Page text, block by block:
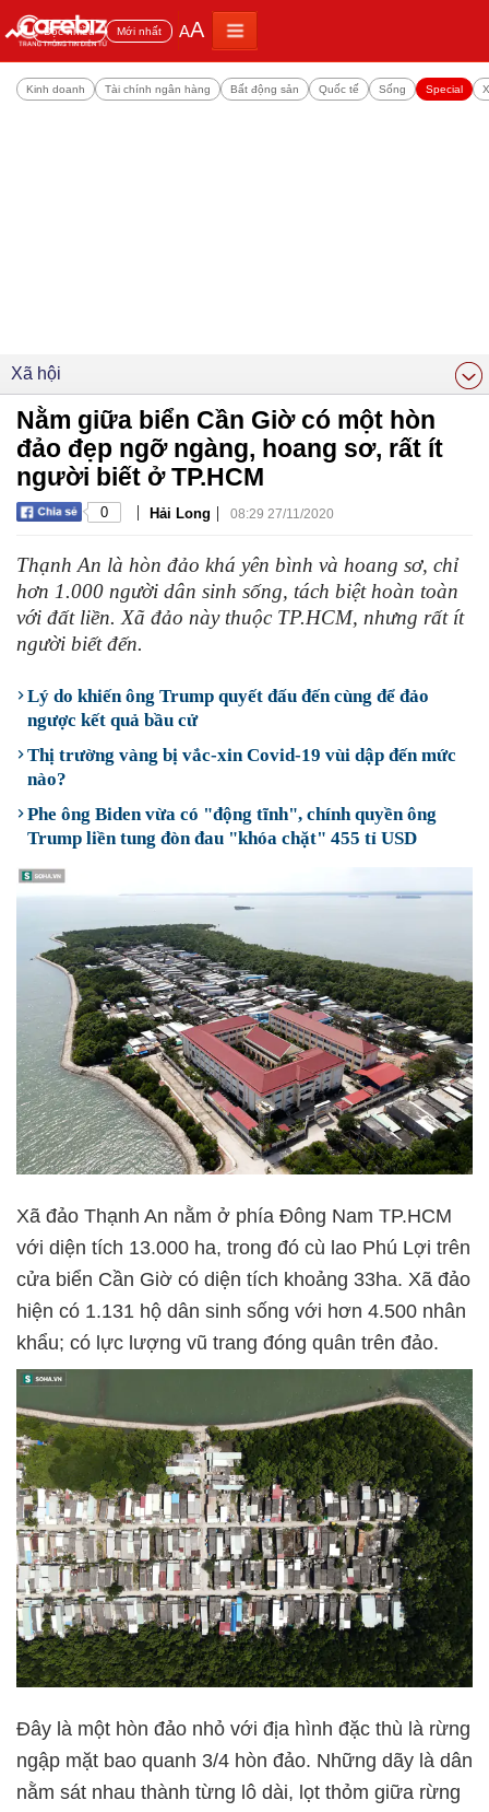
Đọc nhiều Mới nhất AA
Kinh doanh Tài chính ngân hàng Bất động sản Quốc tế Sống Special
Xã hội
Nằm giữa biển Cần Giờ có một hòn
đảo đẹp ngỡ ngàng, hoang sơ, rất ít
người biết ở TP.HCM
0 | Hải Long | 08:29 27/11/2020
Thạnh An là hòn đảo khá yên bình và hoang sơ, chỉ
hơn 1.000 người dân sinh sống, tách biệt hoàn toàn
với đất liền. Xã đảo này thuộc TP.HCM, nhưng rất ít
người biết đến.
Lý do khiến ông Trump quyết đấu đến cùng để đảo
ngược kết quả bầu cử
Thị trường vàng bị vắc-xin Covid-19 vùi dập đến mức
nào?
Phe ông Biden vừa có "động tĩnh", chính quyền ông
Trump liền tung đòn đau "khóa chặt" 455 tỉ USD
Xã đảo Thạnh An nằm ở phía Đông Nam TP.HCM
với diện tích 13.000 ha, trong đó cù lao Phú Lợi trên
cửa biển Cần Giờ có diện tích khoảng 33ha. Xã đảo
hiện có 1.131 hộ dân sinh sống với hơn 4.500 nhân
khẩu; có lực lượng vũ trang đóng quân trên đảo.
Đây là một hòn đảo nhỏ với địa hình đặc thù là rừng
ngập mặt bao quanh 3/4 hòn đảo. Những dãy là dân
nằm sát nhau thành từng lô dài, lọt thỏm giữa rừng